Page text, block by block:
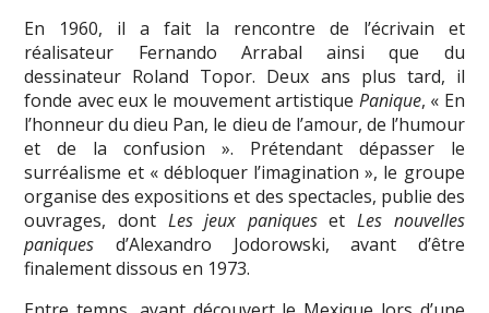
En 1960, il a fait la rencontre de l’écrivain et
réalisateur Fernando Arrabal ainsi que du
dessinateur Roland Topor. Deux ans plus tard, il
fonde avec eux le mouvement artistique Panique, « En
l’honneur du dieu Pan, le dieu de l’amour, de l’humour
et de la confusion ». Prétendant dépasser le
surréalisme et « débloquer l’imagination », le groupe
organise des expositions et des spectacles, publie des
ouvrages, dont Les jeux paniquesetLes nouvelles
paniques d’Alexandro Jodorowski, avant d’être
finalement dissous en 1973.